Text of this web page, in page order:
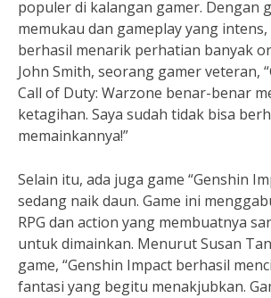
populer di kalangan gamer. Dengan
memukau dan gameplay yang
berhasil menarik perhatian banyak
John Smith, seorang gamer veteran,
Call of Duty: Warzone benar-benar
ketagihan. Saya sudah tidak bisa
memainkannya!”
Selain itu, ada juga game “Genshin
sedang naik daun. Game ini
RPG dan action yang membuatnya
untuk dimainkan. Menurut Susan
game, “Genshin Impact berhasil
fantasi yang begitu menakjubkan.